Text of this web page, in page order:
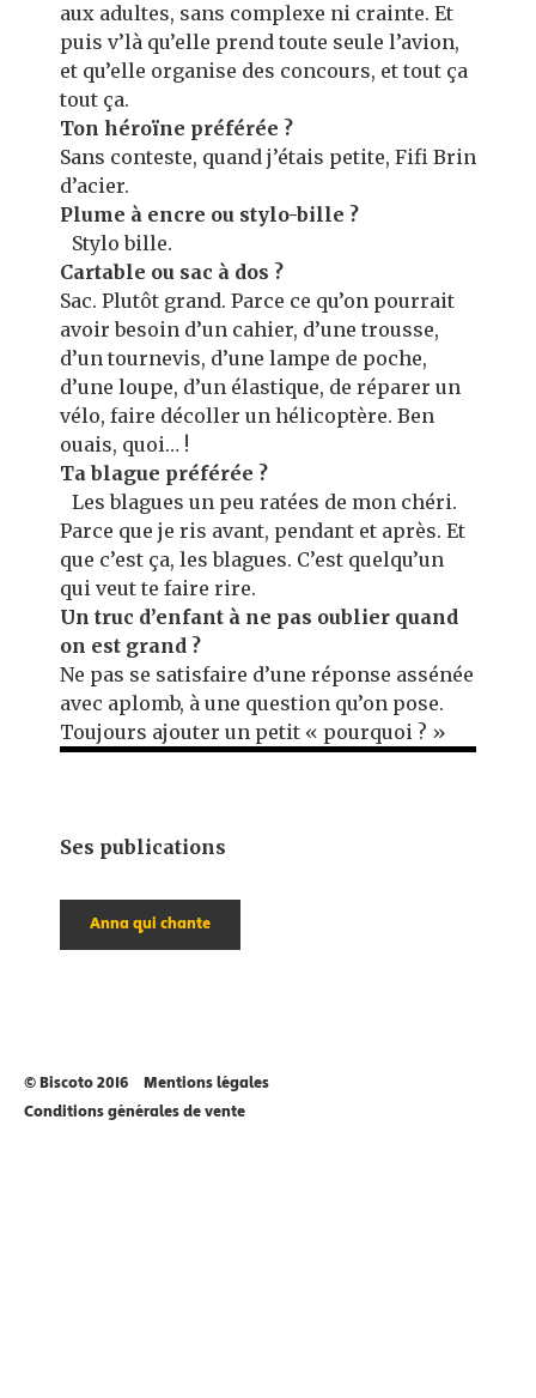
aux adultes, sans complexe ni crainte. Et
puis v’là qu’elle prend toute seule l’avion,
et qu’elle organise des concours, et tout ça
tout ça.
Ton héroïne préférée ?
Sans conteste, quand j’étais petite, Fifi Brin
d’acier.
Plume à encre ou stylo-bille ?
Stylo bille.
Cartable ou sac à dos ?
Sac. Plutôt grand. Parce ce qu’on pourrait
avoir besoin d’un cahier, d’une trousse,
d’un tournevis, d’une lampe de poche,
d’une loupe, d’un élastique, de réparer un
vélo, faire décoller un hélicoptère. Ben
ouais, quoi… !
Ta blague préférée ?
Les blagues un peu ratées de mon chéri.
Parce que je ris avant, pendant et après. Et
que c’est ça, les blagues. C’est quelqu’un
qui veut te faire rire.
Un truc d’enfant à ne pas oublier quand
on est grand ?
Ne pas se satisfaire d’une réponse assénée
avec aplomb, à une question qu’on pose.
Toujours ajouter un petit « pourquoi ? »
Ses publications
Anna qui chante
© Biscoto 2016
Mentions légales
Conditions générales de vente